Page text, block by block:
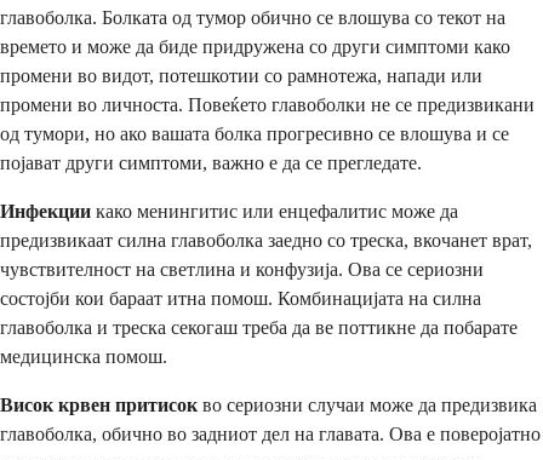
главоболка. Болката од тумор обично се влошува со текот на
времето и може да биде придружена со други симптоми како
промени во видот, потешкотии со рамнотежа, напади или
промени во личноста. Повеќето главоболки не се предизвикани
од тумори, но ако вашата болка прогресивно се влошува и се
појават други симптоми, важно е да се прегледате.
Инфекции како менингитис или енцефалитис може да
предизвикаат силна главоболка заедно со треска, вкочанет врат,
чувствителност на светлина и конфузија. Ова се сериозни
состојби кои бараат итна помош. Комбинацијата на силна
главоболка и треска секогаш треба да ве поттикне да побарате
медицинска помош.
Висок крвен притисок во сериозни случаи може да предизвика
главоболка, обично во задниот дел на главата. Ова е поверојатно